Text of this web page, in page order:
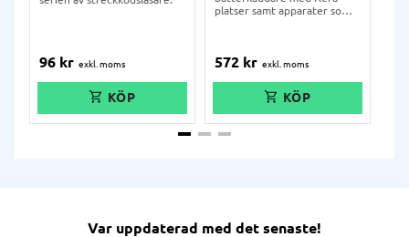
96 kr
platser samt apparater som
572 kr
Var uppdaterad med det senaste!